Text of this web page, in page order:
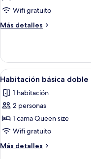
Confort
1
o
2
individuales
Wifi gratuito
Más detalles
Más
Confort
con
1
matrimonial
o
individuales
Abrir
todas
las
fotos
de
Habitación
básica
doble
3
Habitación básica doble
1 habitación
2 personas
1 cama Queen size
Wifi gratuito
Más detalles
Más